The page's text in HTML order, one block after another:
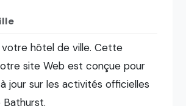
votre hôtel de ville. Cette
site Web est conçue pour
jour sur les activités officielles
de Bathurst.